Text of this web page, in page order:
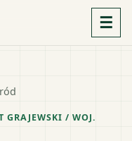
☰
GRAJEWSKI / WOJ.